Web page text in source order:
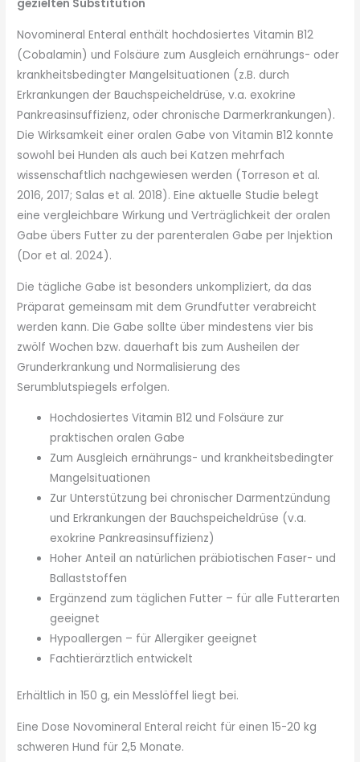
gezielten Substitution
Novomineral Enteral enthält hochdosiertes Vitamin B12
(Cobalamin) und Folsäure zum Ausgleich ernährungs- oder
krankheitsbedingter Mangelsituationen (z.B. durch
Erkrankungen der Bauchspeicheldrüse, v.a. exokrine
Pankreasinsuffizienz, oder chronische Darmerkrankungen).
Die Wirksamkeit einer oralen Gabe von Vitamin B12 konnte
sowohl bei Hunden als auch bei Katzen mehrfach
wissenschaftlich nachgewiesen werden (Torreson et al.
2016, 2017; Salas et al. 2018). Eine aktuelle Studie belegt
eine vergleichbare Wirkung und Verträglichkeit der oralen
Gabe übers Futter zu der parenteralen Gabe per Injektion
(Dor et al. 2024).
Die tägliche Gabe ist besonders unkompliziert, da das
Präparat gemeinsam mit dem Grundfutter verabreicht
werden kann. Die Gabe sollte über mindestens vier bis
zwölf Wochen bzw. dauerhaft bis zum Ausheilen der
Grunderkrankung und Normalisierung des
Serumblutspiegels erfolgen.
Hochdosiertes Vitamin B12 und Folsäure zur
praktischen oralen Gabe
Zum Ausgleich ernährungs- und krankheitsbedingter
Mangelsituationen
Zur Unterstützung bei chronischer Darmentzündung
und Erkrankungen der Bauchspeicheldrüse (v.a.
exokrine Pankreasinsuffizienz)
Hoher Anteil an natürlichen präbiotischen Faser- und
Ballaststoffen
Ergänzend zum täglichen Futter – für alle Futterarten
geeignet
Hypoallergen – für Allergiker geeignet
Fachtierärztlich entwickelt
Erhältlich in 150 g, ein Messlöffel liegt bei.
Eine Dose Novomineral Enteral reicht für einen 15-20 kg
schweren Hund für 2,5 Monate.